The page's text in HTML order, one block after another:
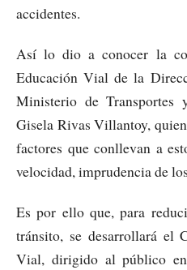
accidentes.
Así lo dio a conocer la
Educación Vial de la
Ministerio de Transportes
Gisela Rivas Villantoy,
factores que conllevan a
velocidad, imprudencia de
Es por ello que, para
tránsito, se desarrollará el
Vial, dirigido al público